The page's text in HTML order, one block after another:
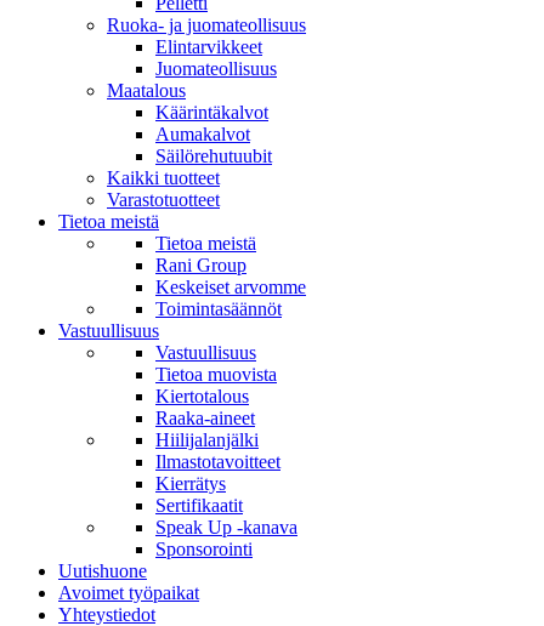
Ruoka- ja juomateollisuus
Elintarvikkeet
Juomateollisuus
Maatalous
Käärintäkalvot
Aumakalvot
Säilörehutuubit
Kaikki tuotteet
Varastotuotteet
Tietoa meistä
Tietoa meistä
Rani Group
Keskeiset arvomme
Toimintasäännöt
Vastuullisuus
Vastuullisuus
Tietoa muovista
Kiertotalous
Raaka-aineet
Hiilijalanjälki
Ilmastotavoitteet
Kierrätys
Sertifikaatit
Speak Up -kanava
Sponsorointi
Uutishuone
Avoimet työpaikat
Yhteystiedot